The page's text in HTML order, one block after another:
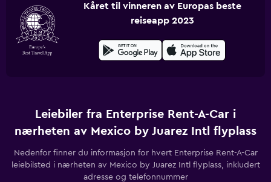
Kåret til vinneren av Europas beste
reiseapp 2023
Leiebiler fra Enterprise Rent-A-Car i
nærheten av Mexico by Juarez Intl flyplass
Nedenfor finner du informasjon for hvert Enterprise Rent-A-Car
leiebilsted i nærheten av Mexico by Juarez Intl flyplass, inkludert
adresse og telefonnummer